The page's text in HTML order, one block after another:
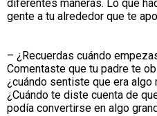
diferentes maneras. Lo que
gente a tu alrededor que te
– ¿Recuerdas cuándo
Comentaste que tu padre te
¿cuándo sentiste que era algo
¿Cuándo te diste cuenta de
podía convertirse en algo